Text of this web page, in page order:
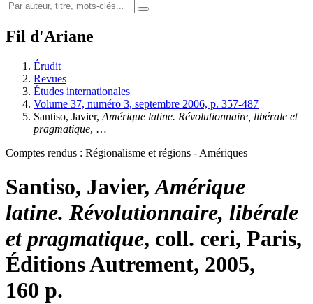
Fil d'Ariane
Érudit
Revues
Études internationales
Volume 37, numéro 3, septembre 2006, p. 357-487
Santiso, Javier, Amérique latine. Révolutionnaire, libérale et
pragmatique, …
Comptes rendus : Régionalisme et régions - Amériques
Santiso, Javier,Amérique
latine. Révolutionnaire, libérale
et pragmatique, coll. ceri, Paris,
Éditions Autrement, 2005,
160 p.